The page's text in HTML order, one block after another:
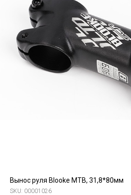
Вынос руля Blooke MTB, 31,8*80мм
SKU: 00001026